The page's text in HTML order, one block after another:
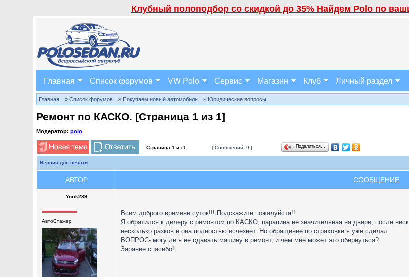
Клубный полоподбор со скидкой до 35% Найдем Polo по
Главная Список форумов VW Polo Сервис Магазин Клуб Личный раздел
Главная » Список форумов » Покупаем новый автомобиль » Юридические вопросы
Ремонт по КАСКО. [Страница 1 из 1]
Модератор: polo
Страница 1 из 1 [ Сообщений: 9 ] Поделиться…
Версия для печати
АВТОР СООБЩЕНИЕ
Yorik289
АвтоСтажер
Всем доброго времени суток!!! Подскажите пожалуйста!!
Я обратился к дилеру с ремонтом по КАСКО, царапина не значительная на двери, после
несколько разков и она полностью исчезнет. Но обращение по страховке я уже сделал.
ВОПРОС- могу ли я не сдавать машину в ремонт, и чем мне может это обернуться?
Заранее спасибо!